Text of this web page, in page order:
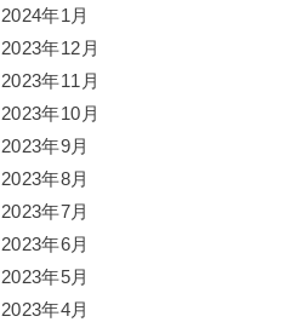
2024年1月
2023年12月
2023年11月
2023年10月
2023年9月
2023年8月
2023年7月
2023年6月
2023年5月
2023年4月